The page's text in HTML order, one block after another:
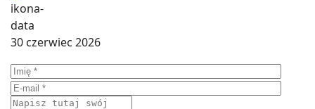
30 czerwiec 2026